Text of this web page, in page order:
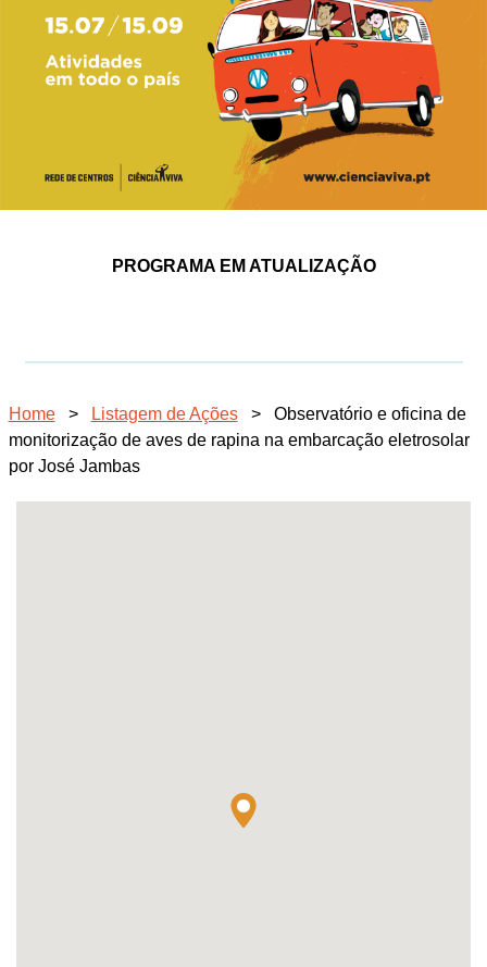
PROGRAMA EM ATUALIZAÇÃO
Home > Listagem de Ações >
Observatório e oficina de
monitorização de aves de rapina na embarcação eletrosolar
por José Jambas